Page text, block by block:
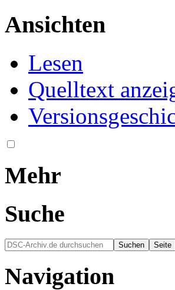
Ansichten
Lesen
Quelltext
Mehr
Suche
Navigation